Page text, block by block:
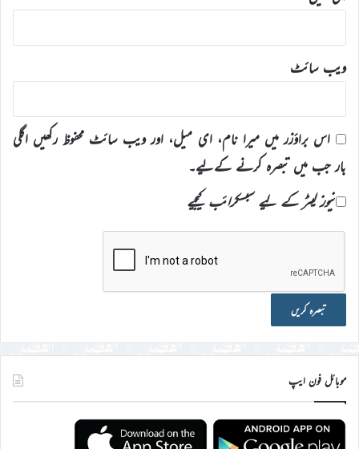
ویب‌ سائٹ
اس براؤزر میں میرا نام، ای میل، اور ویب سائٹ محفوظ رکھیں اگلی
بار جب میں تبصرہ کرنے کےلیے۔
نیوز لیٹر کے لیے سبسکرائب کیجیے
موبائل فون ایپ